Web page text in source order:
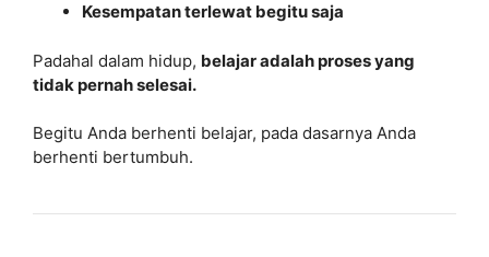
Kesempatan terlewat begitu saja
Padahal dalam hidup, belajar adalah proses yang
tidak pernah selesai.
Begitu Anda berhenti belajar, pada dasarnya Anda
berhenti bertumbuh.